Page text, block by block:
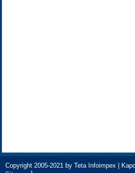
Copyright 2005-2021 by Teta Infoimpex |